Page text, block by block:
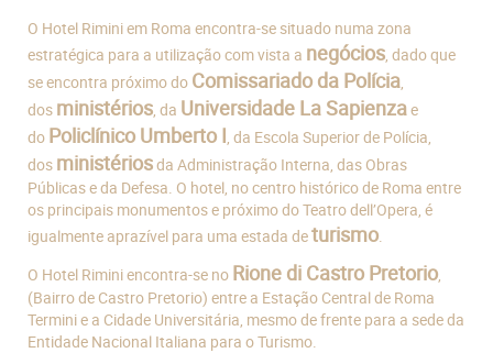
O Hotel Rimini em Roma encontra-se situado numa zona
estratégica para a utilização com vista a negócios , dado que
se encontra próximo do Comissariado da Polícia
dos ministérios , da Universidade La Sapienzae
do Policlínico Umberto I , da Escola Superior de Polícia,
dos ministériosda Administração Interna, das Obras
Públicas e da Defesa. O hotel, no centro histórico de Roma entre
os principais monumentos e próximo do Teatro dell’Opera, é
igualmente aprazível para uma estada deturismo
O Hotel Rimini encontra-se no Rione di Castro Pretorio
(Bairro de Castro Pretorio) entre a Estação Central de Roma
Termini e a Cidade Universitária, mesmo de frente para a sede da
Entidade Nacional Italiana para o Turismo.